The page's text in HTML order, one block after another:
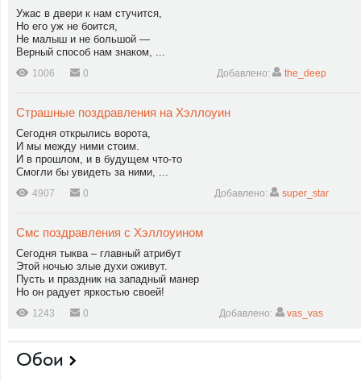
Ужас в двери к нам стучится,
Но его уж не боится,
Не малыш и не большой —
Верный способ нам знаком, ...
1006 0 Добавлено: the_deep
Страшные поздравления на Хэллоуин
Сегодня открылись ворота,
И мы между ними стоим.
И в прошлом, и в будущем что-то
Смогли бы увидеть за ними, ...
4907 0 Добавлено: super_star
Смс поздравления с Хэллоуином
Сегодня тыква – главный атрибут
Этой ночью злые духи оживут.
Пусть и праздник на западный манер
Но он радует яркостью своей!
1243 0 Добавлено: vas_vas
Обои